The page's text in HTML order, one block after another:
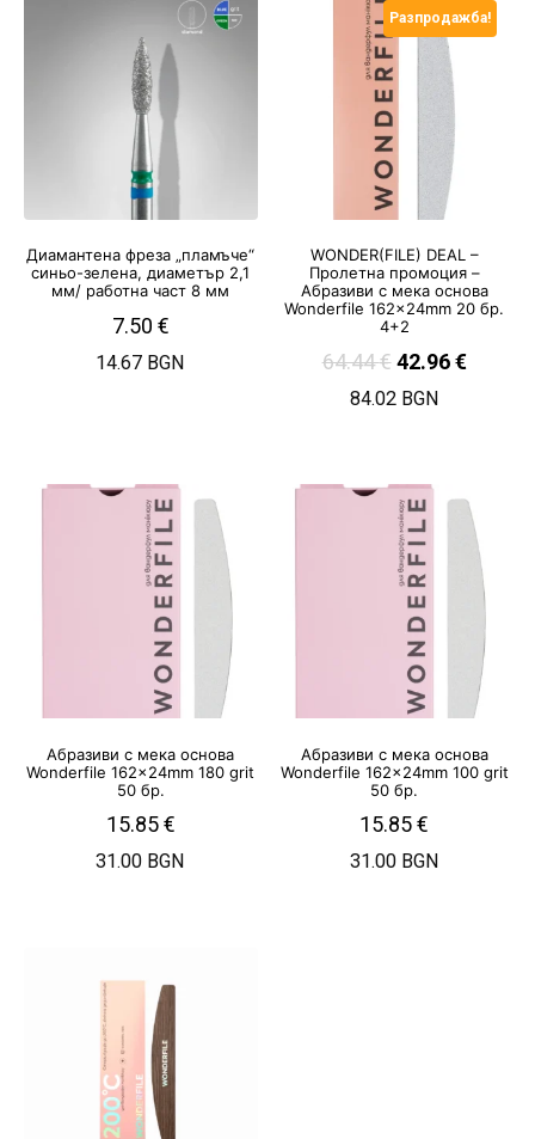
Диамантена фреза „пламъче“
синьо-зелена, диаметър 2,1
мм/ работна част 8 мм
7.50 €
14.67 BGN
Разпродажба!
WONDER(FILE) DEAL –
Пролетна промоция –
Абразиви с мека основа
Wonderfile 162x24mm 20 бр.
4+2
64.44€ 42.96€
84.02 BGN
Абразиви с мека основа
Wonderfile 162x24mm 180 grit
50 бр.
15.85€
31.00 BGN
Абразиви с мека основа
Wonderfile 162x24mm 100 grit
50 бр.
15.85€
31.00 BGN